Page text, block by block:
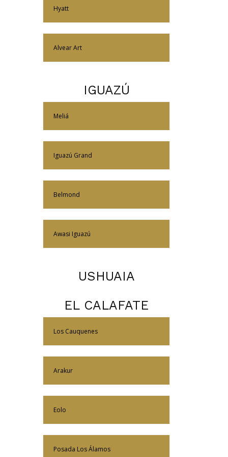
Hyatt
Más Información
Alvear Art
IGUAZÚ
Meliá
Más Información
Iguazú Grand
Más Información
Belmond
Más Información
Awasi Iguazú
USHUAIA
EL CALAFATE
Más Información
Los Cauquenes
Más Información
Arakur
Eolo
Más Información
Posada Los Álamos